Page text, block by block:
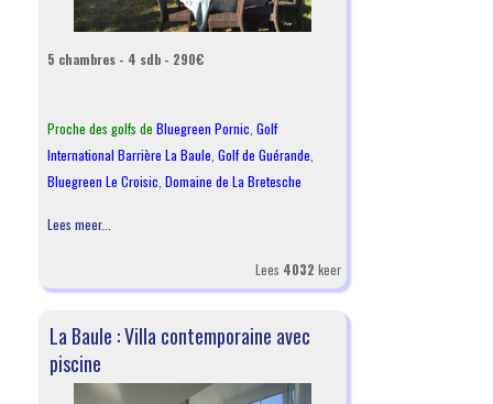
5 chambres - 4 sdb - 290€
Proche des golfs de Bluegreen Pornic Golf
International Barrière La Baule Golf de Guérande
Bluegreen Le Croisic Domaine de La Bretesche
Lees meer...
Lees 4032 keer
La Baule : Villa contemporaine avec
piscine